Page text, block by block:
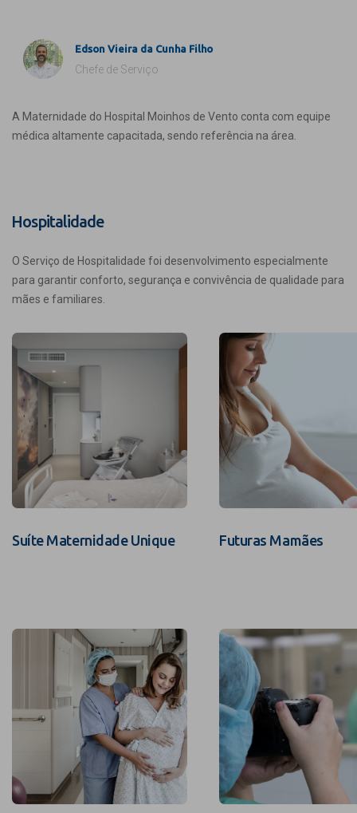
Edson Vieira da Cunha Filho
Chefe de Serviço
A Maternidade do Hospital Moinhos de Vento conta com equipe
médica altamente capacitada, sendo referência na área.
Hospitalidade
O Serviço de Hospitalidade foi desenvolvimento especialmente
para garantir conforto, segurança e convivência de qualidade para
mães e familiares.
Suíte Maternidade Unique Futuras Mamães